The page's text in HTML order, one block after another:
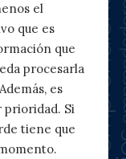
el
que es
que
procesarla
es
prioridad. Si
tiene que